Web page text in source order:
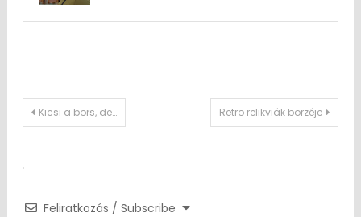
Post
Kicsi a bors, de… Retro relikviák börzéje
Feliratkozás / Subscribe